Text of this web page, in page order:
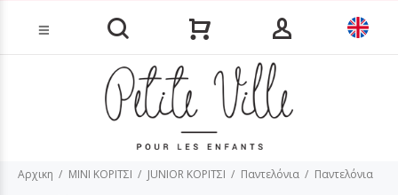
Αρχικη MINI ΚΟΡΙΤΣΙ JUNIOR ΚΟΡΙΤΣΙ Παντελόνια
Παντελόνια